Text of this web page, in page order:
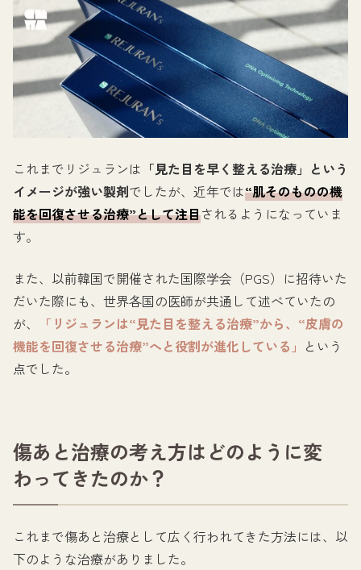
これまでリジュランは 「見た目を早く整える治療」という
イメージが強い製剤でしたが、近年では“肌そのものの機
能を回復させる治療”として注目されるようになっていま
す。
また、以前韓国で開催された国際学会（PGS）に招待いた
だいた際にも、世界各国の医師が共通して述べていたの
が、
「リジュランは“見た目を整える治療”から、“皮膚の
機能を回復させる治療”へと役割が進化している」 という
点でした。
傷あと治療の考え方はどのように変
わってきたのか？
これまで傷あと治療として広く行われてきた方法には、以
下のような治療がありました。